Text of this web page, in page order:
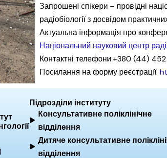
Запрошені спікери – провідні
радіобіології з досвідом
Актуальна інформація про
Національний науковий центр
Контактні телефони:+380 (44)
Посилання на форму реєстрації:
Підрозділи інституту
Консультативне поліклінічне
відділення
Дитяче консультативне
відділення